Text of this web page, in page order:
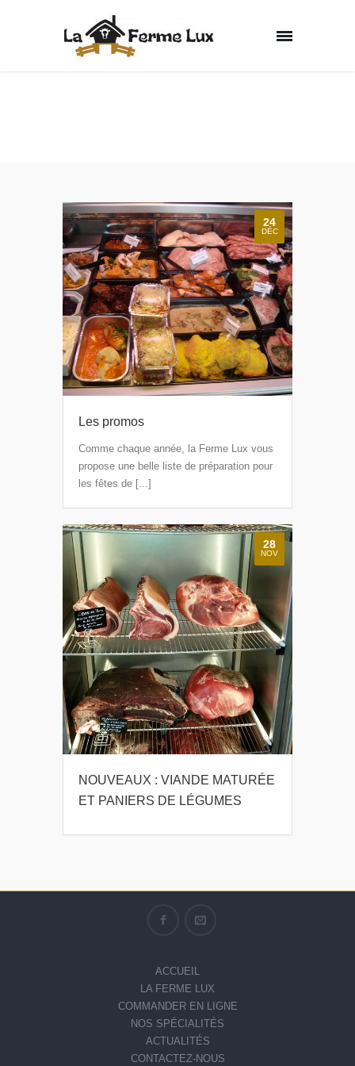
24
DÉC
Les promos
Comme chaque année, la Ferme Lux vous
propose une belle liste de préparation pour
les fêtes de [...]
28
NOV
NOUVEAUX : VIANDE MATURÉE
ET PANIERS DE LÉGUMES
ACCUEIL
LA FERME LUX
COMMANDER EN LIGNE
NOS SPÉCIALITÉS
ACTUALITÉS
CONTACTEZ-NOUS